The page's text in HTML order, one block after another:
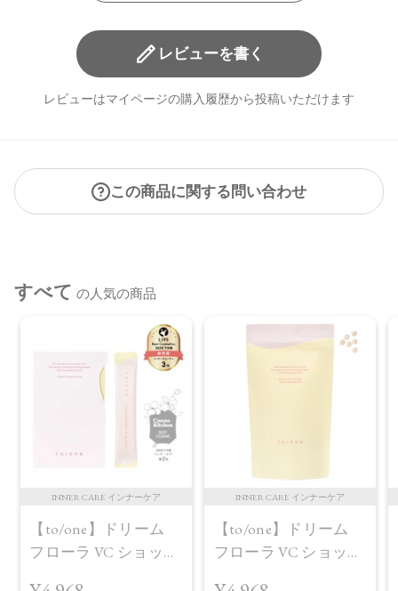
レビューを書く
レビューはマイページの購入履歴から投稿いただけます
この商品に関する問い合わせ
すべて の人気の商品
INNER CARE インナーケア
【to/one】ドリーム
フローラ VC ショット
INNER CARE インナーケア
【to/one】ドリーム
フローラ VC ショット